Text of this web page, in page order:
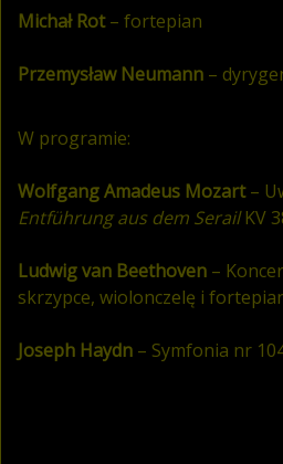
Michał Rot– fortepian
Przemysław Neumann –
W programie:
Wolfgang Amadeus Mozart–
Entführung aus dem SerailKV
Ludwig van Beethoven –
skrzypce, wiolonczelę i
Joseph Haydn – Symfonia nr